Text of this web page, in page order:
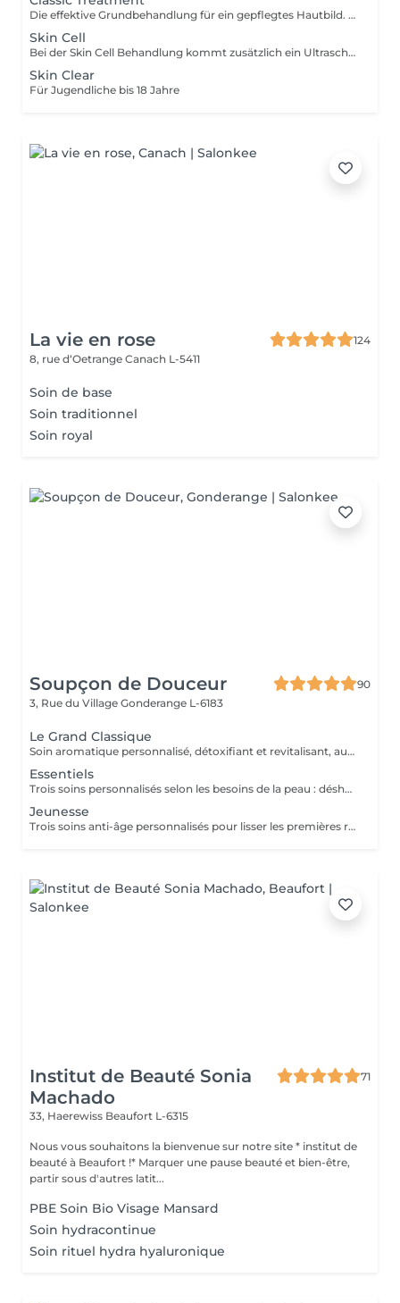
Die effektive Grundbehandlung für ein gepflegtes Hautbild. Diese Behandlung wird hauptsächlich mit Produkten durchgeführt.Classic Treatment ist eine Behandlung die die Funktionen der Haut wieder aufbaut, die Haut stabilisiert und der trockenen Haut neue Geschmeidigkeit und Vitalität verleiht.
Skin Cell
Bei der Skin Cell Behandlung kommt zusätzlich ein Ultraschallgerät zum Einsatz. Das Ultraschallgerät dient als Wirkungsverstärker für eine Reihe von Produkten. Durch den Einsatz von Ultraschalltechnik werden die Wirkstoffe in ihrer molekularen Struktur verkleinert, wodurch sie tiefer in die Haut vordringen und dort ihre volle Wirkung entfalten können. Hierbei wird die Regeneration der Haut stimuliert. Für eine schöne, strahlende und straffe Haut.
Skin Clear
Für Jugendliche bis 18 Jahre
La vie en rose
124
8, rue d‘Oetrange Canach L-5411
Soin de base
Soin traditionnel
Soin royal
Soupçon de Douceur
90
3, Rue du Village Gonderange L-6183
Le Grand Classique
Soin aromatique personnalisé, détoxifiant et revitalisant, autour d'un nettoyage profond en 5 phases exclusives
Essentiels
Trois soins personnalisés selon les besoins de la peau : déshydratée (HYDRALESSENCE), dénutrie, sèche à très sèche (NUTRILESSENCE) ou sensible, avec rougeurs (CALMESSENCE)
Jeunesse
Trois soins anti-âge personnalisés pour lisser les premières rides (ELASTINE), combler les rides profondes (TIME RESIST), ou raffermir l'ovale du visage (OPTIMIZER)
Institut de Beauté Sonia
Machado
71
33, Haerewiss Beaufort L-6315
Nous vous souhaitons la bienvenue sur notre site * institut de
beauté à Beaufort !* Marquer une pause beauté et bien-être,
partir sous d'autres latit...
PBE Soin Bio Visage Mansard
Soin hydracontinue
Soin rituel hydra hyaluronique